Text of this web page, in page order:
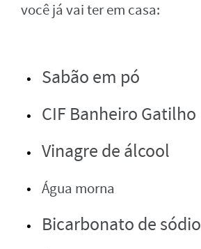
você já vai ter em casa:
Sabão em pó
CIF Banheiro Gatilho
Vinagre de álcool
Água morna
Bicarbonato de sódio